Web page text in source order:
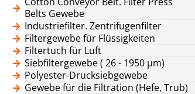
Belts Gewebe
Industriefilter. Zentrifugenfilter
Filtergewebe für Flüssigkeiten
Filtertuch für Luft
Siebfiltergewebe ( 26 - 1950 μm)
Polyester-Drucksiebgewebe
Gewebe für die Filtration (Hefe, Trub)